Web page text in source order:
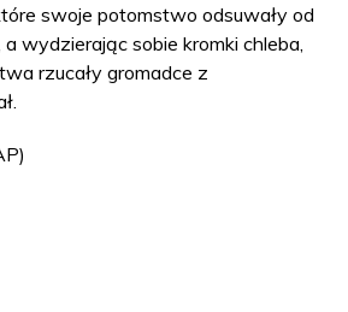
swoje potomstwo odsuwały od
wydzierając sobie kromki chleba,
rzucały gromadce z